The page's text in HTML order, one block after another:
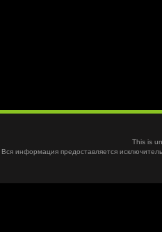
This is
Вся информация предоставляется